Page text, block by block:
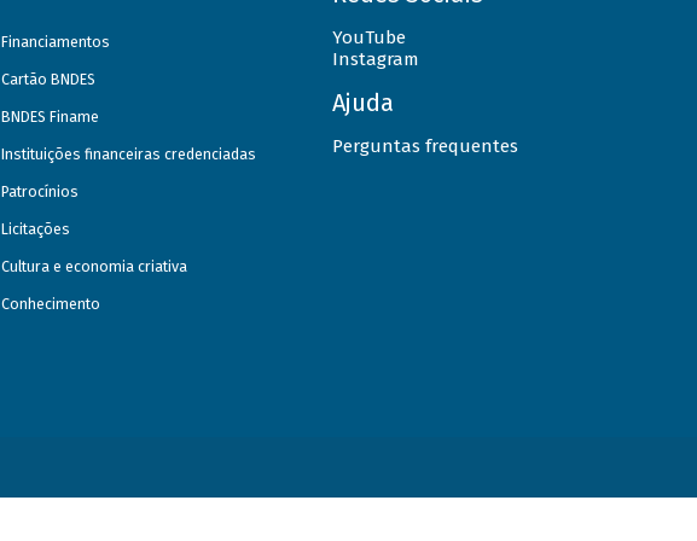
Financiamentos
Cartão BNDES
BNDES Finame
Instituições financeiras credenciadas
Patrocínios
Licitações
Cultura e economia criativa
Conhecimento
YouTube
Instagram
Ajuda
Perguntas frequentes